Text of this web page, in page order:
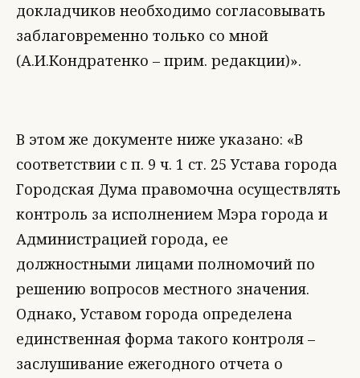
докладчиков необходимо согласовывать
заблаговременно только со мной
(А.И.Кондратенко – прим. редакции)».
В этом же документе ниже указано: «В
соответствии с п. 9 ч. 1 ст. 25 Устава города
Городская Дума правомочна осуществлять
контроль за исполнением Мэра города и
Администрацией города, ее
должностными лицами полномочий по
решению вопросов местного значения.
Однако, Уставом города определена
единственная форма такого контроля –
заслушивание ежегодного отчета о